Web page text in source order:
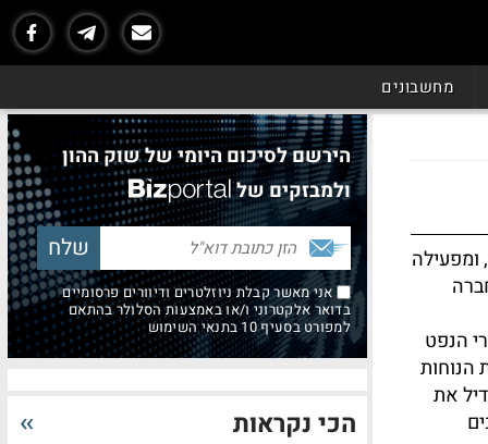
מחשבונים
ומפעילה
הנפט
הנוחות
את
הירשם לסיכום היומי של שוק ההון
ולמבזקים של
אני מאשר קבלת ניוזלטרים ודיוורים פרסומיים
בדואר אלקטרוני ו/או באמצעות הסלולר בהתאם
למפורט בסעיף 10 בתנאי השימוש
הכי נקראות